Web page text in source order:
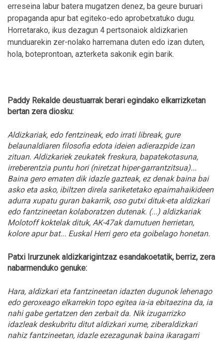
erreseina labur batera mugatzen denez, ba geure buruari
propaganda apur bat egiteko-edo aprobetxatuko dugu.
Horretarako, ikus dezagun 4 pertsonaiok aldizkarien
munduarekin zer-nolako harremana duten edo izan duten,
hola, boteprontoan, azterketa sakonik egin barik.
Paddy Rekalde deustuarrak berari egindako elkarrizketan
bertan zera diosku:
Aldizkariak, edo fentzineak, edo irrati libreak, gure
belaunaldiaren filosofia edota ideien adierazpide izan
zituan. Aldizkariek zeukatek freskura, bapatekotasuna,
irreberentzia puntu hori (niretzat hiper-garrantzitsua)...
Baina gero ematen dik idazle gazteak, ez denak baina bai
asko eta asko, ibiltzen direla sariketetako epaimahaikideen
adurra xupatu guran bakarrik, oso gutxi dituk-eta aldizkari
edo fantzineetan kolaboratzen dutenak. (...) aldizkariak
Molotoff koktelak dituk, AK-47ak damutuen herrietan,
kolore apur bat... Euskal Herri gero eta goibelago honetan.
Patxi Irurzunek aldizkarigintzaz esandakoetatik, berriz, zera
nabarmenduko genuke:
Hara, aldizkari eta fantzineetan idazten dugunok lehenago
edo geroxeago elkarrekin topo egitea ia-ia ebitaezina da, ia
nahi gabe gertatzen den zerbait da. Nik izugarrizko
idazleak deskubritu ditut aldizkari xume, ziberaldizkari
nahiz fantzineetan, idazle ezezagunak baina ikaragarri